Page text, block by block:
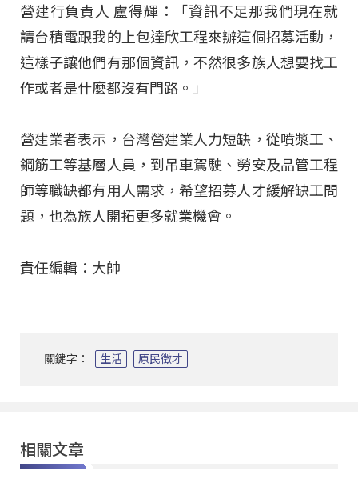
營建行負責人 盧得輝：「資訊不足那我們現在就
請台積電跟我的上包達欣工程來辦這個招募活動，
這樣子讓他們有那個資訊，不然很多族人想要找工
作或者是什麼都沒有門路。」
營建業者表示，台灣營建業人力短缺，從噴漿工、
鋼筋工等基層人員，到吊車駕駛、勞安及品管工程
師等職缺都有用人需求，希望招募人才緩解缺工問
題，也為族人開拓更多就業機會 。
責任編輯：大帥
關鍵字： 生活 原民徵才
相關文章